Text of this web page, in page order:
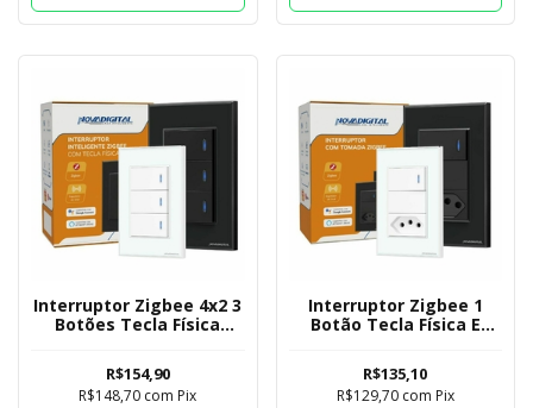
Interruptor Zigbee 4x2 3
Botões Tecla Física
R$154,90
R$148,70 com Pix
Interruptor Zigbee 1
Botão Tecla Física E
Tuya
R$135,10
R$129,70 com Pix